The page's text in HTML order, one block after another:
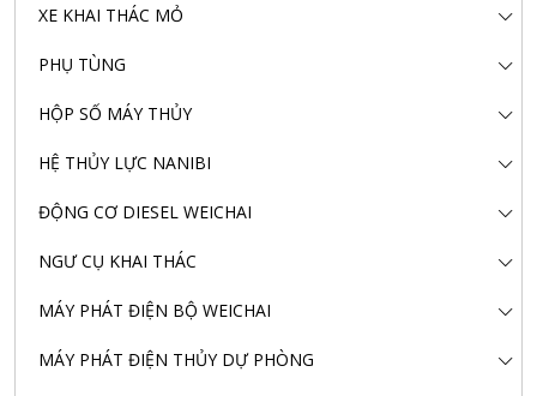
XE KHAI THÁC MỎ
PHỤ TÙNG
HỘP SỐ MÁY THỦY
HỆ THỦY LỰC NANIBI
ĐỘNG CƠ DIESEL WEICHAI
NGƯ CỤ KHAI THÁC
MÁY PHÁT ĐIỆN BỘ WEICHAI
MÁY PHÁT ĐIỆN THỦY DỰ PHÒNG